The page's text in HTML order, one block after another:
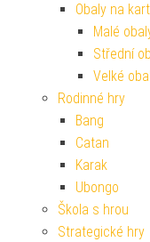
Obaly na
Malé
Střední
Velké
Rodinné hry
Bang
Catan
Karak
Ubongo
Škola s hrou
Strategické hry